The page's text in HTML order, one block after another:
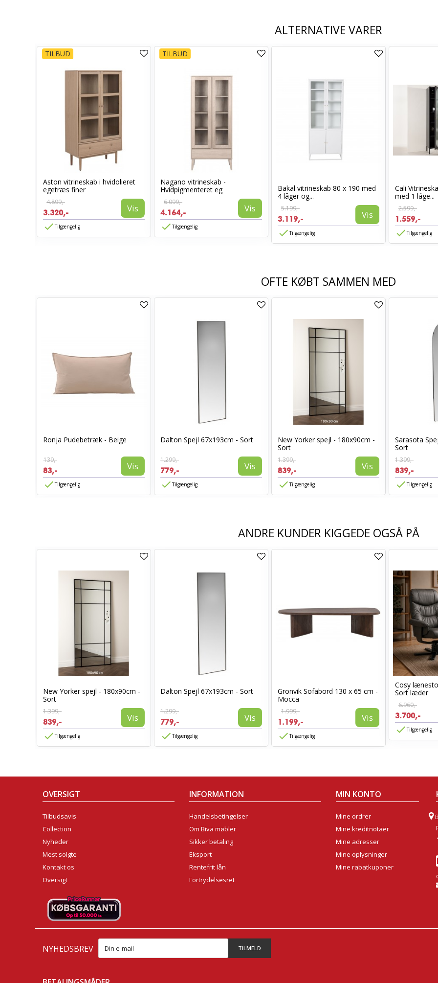
ALTERNATIVE VARER
TILBUD
Aston vitrineskab i hvidolieret
egetræs finer
4.899,-
3.320,- Vis
Tilgængelig
TILBUD
Nagano vitrineskab -
Hvidpigmenteret eg
6.099,-
4.164,- Vis
Tilgængelig
Bakal vitrineskab 80 x 190 med
4 låger og...
5.199,-
3.119,- Vis
Tilgængelig
Cali
med 1 låge...
2.599,-
1.559,-
Tilgængelig
OFTE KØBT SAMMEN MED
Ronja Pudebetræk - Beige
139,-
83,- Vis
Tilgængelig
Dalton Spejl 67x193cm - Sort
1.299,-
779,- Vis
Tilgængelig
New Yorker spejl - 180x90cm -
Sort
1.399,-
839,- Vis
Tilgængelig
Sarasota
Sort
1.399,-
839,-
Tilgængelig
ANDRE KUNDER KIGGEDE OGSÅ PÅ
New Yorker spejl - 180x90cm -
Sort
1.399,-
839,- Vis
Tilgængelig
Dalton Spejl 67x193cm - Sort
1.299,-
779,- Vis
Tilgængelig
Gronvik Sofabord 130 x 65 cm -
Mocca
1.999,-
1.199,- Vis
Tilgængelig
Cosy
Sort læder
6.960,-
3.700,-
Tilgængelig
OVERSIGT
Tilbudsavis
Collection
Nyheder
Mest solgte
Kontakt os
Oversigt
INFORMATION
Handelsbetingelser
Om Biva møbler
Sikker betaling
Eksport
Rentefrit lån
Fortrydelsesret
MIN KONTO
Mine ordrer
Mine kreditnotaer
Mine adresser
Mine oplysninger
Mine rabatkuponer
NYHEDSBREV TILMELD